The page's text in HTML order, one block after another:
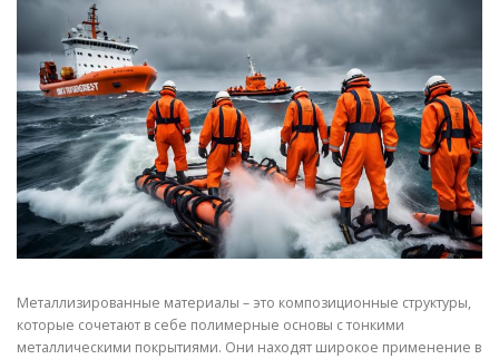
СВОЙСТВА МЕТАЛЛОВ СОРТА МЕТАЛЛОВ
СТАТЬИ
Металлизированные материалы – это композиционные структуры,
которые сочетают в себе полимерные основы с тонкими
металлическими покрытиями. Они находят широкое применение в